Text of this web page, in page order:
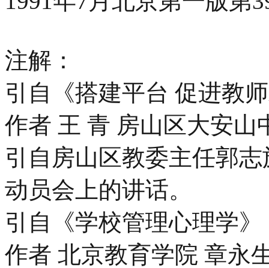
注解：
引自《搭建平台 促进教
作者 王 青 房山区大安山
引自房山区教委主任郭
动员会上的讲话。
引自《学校管理心理学
作者 北京教育学院 章永